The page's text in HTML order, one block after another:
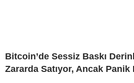
Bitcoin’de Sessiz Baskı
Zararda Satıyor, Ancak Panik